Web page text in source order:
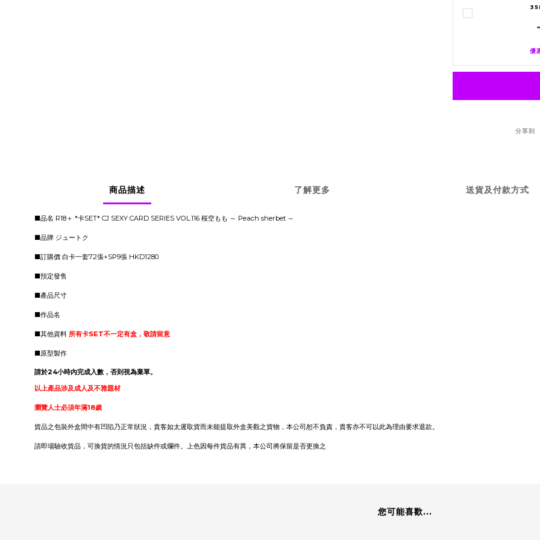
優
分享到
商品描述 了解更多 送貨及付款方式
■品名 R18＋ *卡SET* CJ SEXY CARD SERIES VOL.116 桜空もも ～ Peach sherbet ～
■品牌 ジュートク
■訂購價 白卡一套72張+SP9張 HKD1280
■預定發售
■產品尺寸
■作品名
■其他資料 所有卡SET不一定有盒，敬請留意
■原型製作
請於24小時內完成入數，否則視為棄單。
以上產品涉及成人及不雅題材
瀏覽人士必須年滿18歲
貨品之包裝外盒間中有凹陷乃正常狀況，貴客如太遲取貨而未能提取外盒美觀之貨物，本公司恕不負責，貴客亦不可以此為理由要求退款。
請即場驗收貨品，可換貨的情況只包括缺件或爛件。上色因每件貨品有異，本公司將保留是否更換之
您可能喜歡...